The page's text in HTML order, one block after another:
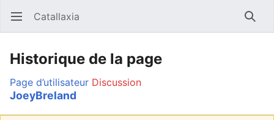
Ouvrir le menu principal Catallaxia
Historique de la page
Page d’utilisateur Discussion
JoeyBreland